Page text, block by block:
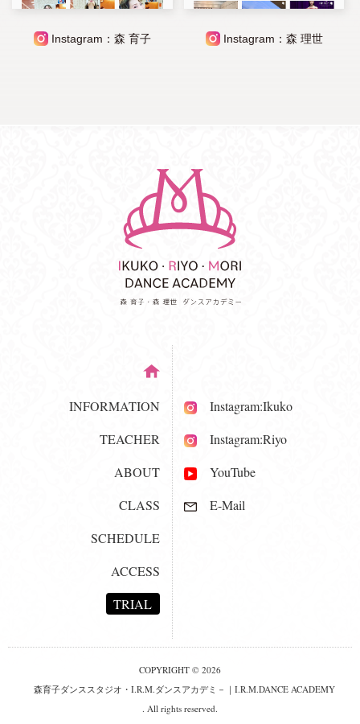
Instagram：森 育子 Instagram：森 理世
INFORMATION
TEACHER
ABOUT
CLASS
SCHEDULE
ACCESS
TRIAL
Instagram:Ikuko
Instagram:Riyo
YouTube
E-Mail
COPYRIGHT © 2026
森育子ダンススタジオ・I.R.M.ダンスアカデミ－｜I.R.M.DANCE ACADEMY
. All rights reserved.